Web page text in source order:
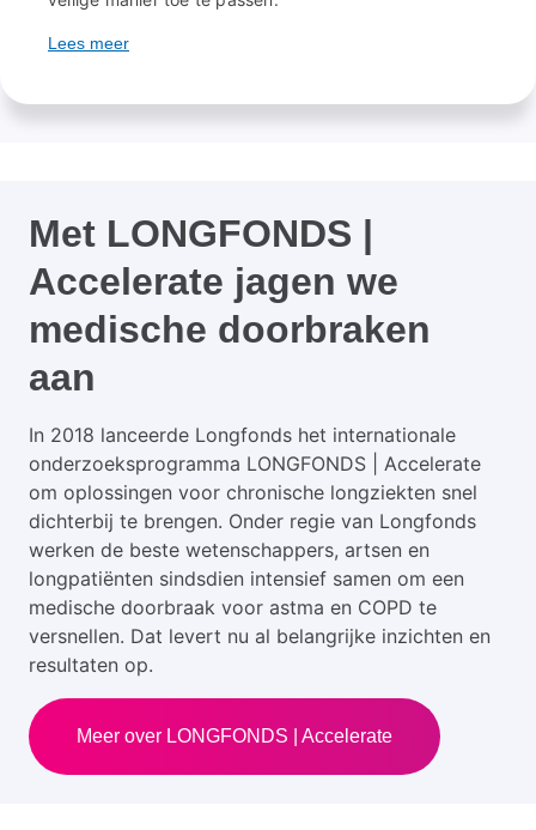
Lees meer
Met LONGFONDS |
Accelerate jagen we
medische doorbraken
aan
In 2018 lanceerde Longfonds het internationale
onderzoeksprogramma LONGFONDS | Accelerate
om oplossingen voor chronische longziekten snel
dichterbij te brengen. Onder regie van Longfonds
werken de beste wetenschappers, artsen en
longpatiënten sindsdien intensief samen om een
medische doorbraak voor astma en COPD te
versnellen. Dat levert nu al belangrijke inzichten en
resultaten op.
Meer over LONGFONDS | Accelerate